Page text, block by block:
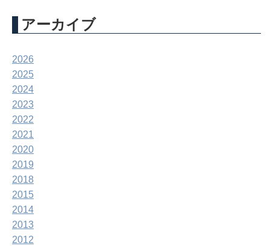
アーカイブ
2026
2025
2024
2023
2022
2021
2020
2019
2018
2015
2014
2013
2012